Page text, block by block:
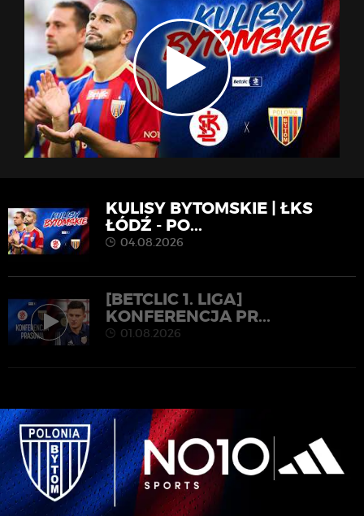
KULISY BYTOMSKIE | ŁKS
ŁÓDŹ - PO...
04.08.2026
[BETCLIC 1. LIGA]
KONFERENCJA PR...
01.08.2026